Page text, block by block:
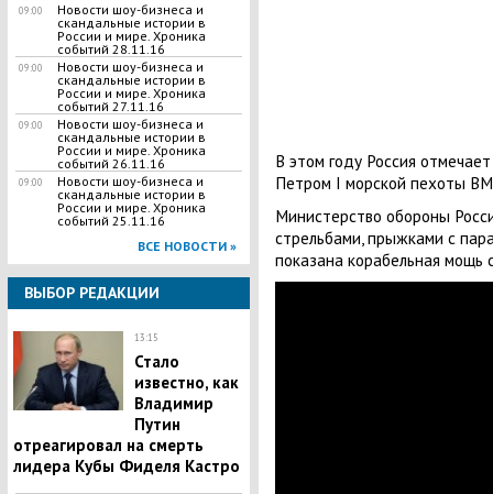
09:00
Новости шоу-бизнеса и
скандальные истории в
России и мире. Хроника
событий 28.11.16
09:00
Новости шоу-бизнеса и
скандальные истории в
России и мире. Хроника
событий 27.11.16
09:00
Новости шоу-бизнеса и
скандальные истории в
России и мире. Хроника
событий 26.11.16
09:00
Новости шоу-бизнеса и
скандальные истории в
России и мире. Хроника
событий 25.11.16
ВСЕ НОВОСТИ »
ВЫБОР РЕДАКЦИИ
13:15
Стало
известно, как
Владимир
Путин
отреагировал на смерть
лидера Кубы Фиделя Кастро
В этом году Россия
Петром I морской пехоты
Министерство обороны
стрельбами, прыжками с
показана корабельная мощь